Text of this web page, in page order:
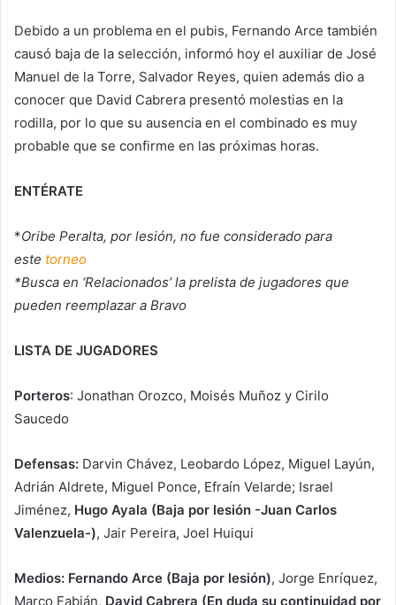
Debido a un problema en el pubis, Fernando Arce también
causó baja de la selección, informó hoy el auxiliar de José
Manuel de la Torre, Salvador Reyes, quien además dio a
conocer que David Cabrera presentó molestias en la
rodilla, por lo que su ausencia en el combinado es muy
probable que se confirme en las próximas horas.
ENTÉRATE
*Oribe Peralta, por lesión, no fue considerado para
este torneo
*Busca en ‘Relacionados’ la prelista de jugadores que
pueden reemplazar a Bravo
LISTA DE JUGADORES
Porteros: Jonathan Orozco, Moisés Muñoz y Cirilo
Saucedo
Defensas: Darvin Chávez, Leobardo López, Miguel Layún,
Adrián Aldrete, Miguel Ponce, Efraín Velarde; Israel
Jiménez, Hugo Ayala (Baja por lesión -Juan Carlos
Valenzuela-), Jair Pereira, Joel Huiqui
Medios: Fernando Arce (Baja por lesión), Jorge Enríquez,
Marco Fabián, David Cabrera (En duda su continuidad por